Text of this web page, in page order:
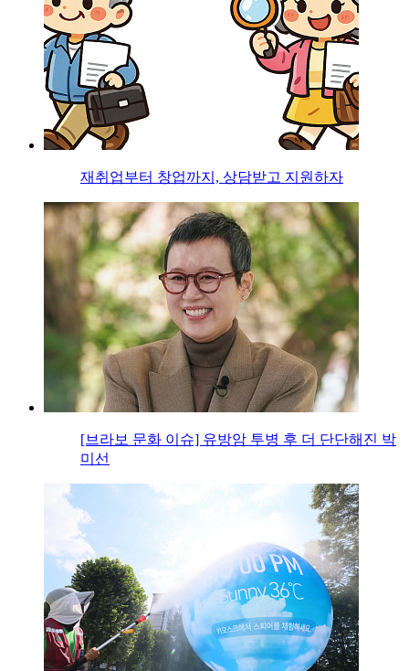
재취업부터 창업까지, 상담받고 지원하자
[브라보 문화 이슈] 유방암 투병 후 더 단단해진 박
미선